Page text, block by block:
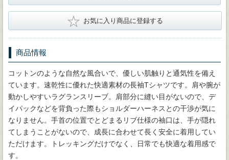
★ お気に入り商品に登録する
商品情報
コットンのような自然な風合いで、優しい肌触りと通気性を備え
ています。速乾性に優れた快適素材の長袖Tシャツです。肩や腕が
動かしやすいラグランスリーブ。肩部分に縫い目がないので、デ
イパックなどを背負った際もショルダーハーネスとの干渉が気に
なりません。手首の位置でとどまるリブ仕様の袖口は、手が隠れ
てしまうことがないので、成長に合わせて長く安全に着用してい
ただけます。トレッキングだけでなく、日常でも快適な着用感で
す。